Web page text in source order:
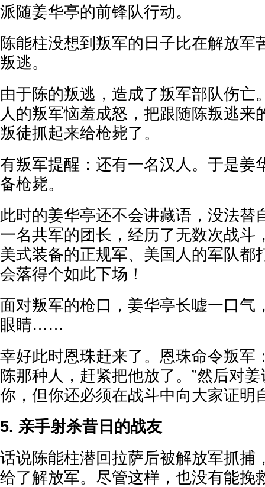
派随姜华亭的前锋队行动。
陈能柱没想到叛军的日子比在解放军
叛逃。
由于陈的叛逃，造成了叛军部队伤亡
人的叛军恼羞成怒，把跟随陈叛逃来
叛徒抓起来给枪毙了。
有叛军提醒：还有一名汉人。于是姜
备枪毙。
此时的姜华亭还不会讲藏语，没法替
一名共军的团长，经历了无数次战斗
美式装备的正规军、美国人的军队都
会落得个如此下场！
面对叛军的枪口，姜华亭长嘘一口气
眼睛……
幸好此时恩珠赶来了。恩珠命令叛军
陈那种人，赶紧把他放了。”然后对
你，但你还必须在战斗中向大家证明
5. 亲手射杀昔日的战友
话说陈能柱潜回拉萨后被解放军抓捕
给了解放军。尽管这样，也没有能挽